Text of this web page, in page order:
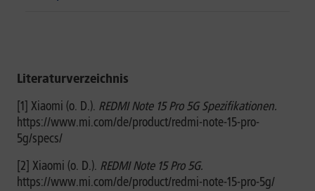
Literaturverzeichnis
[1] Xiaomi (o. D.). REDMI Note 15 Pro 5G Spezifikationen.
https://www.mi.com/de/product/redmi-note-15-pro-
5g/specs/
[2] Xiaomi (o. D.). REDMI Note 15 Pro 5G.
https://www.mi.com/de/product/redmi-note-15-pro-5g/